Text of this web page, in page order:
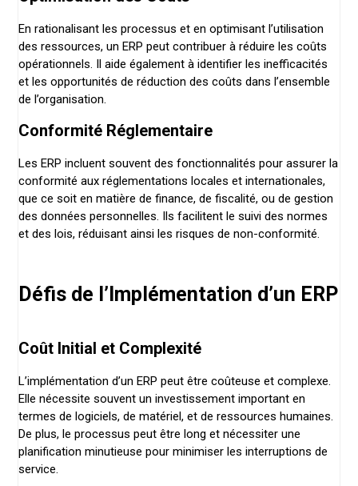
En rationalisant les processus et en optimisant l’utilisation
des ressources, un ERP peut contribuer à réduire les coûts
opérationnels. Il aide également à identifier les inefficacités
et les opportunités de réduction des coûts dans l’ensemble
de l’organisation.
Conformité Réglementaire
Les ERP incluent souvent des fonctionnalités pour assurer la
conformité aux réglementations locales et internationales,
que ce soit en matière de finance, de fiscalité, ou de gestion
des données personnelles. Ils facilitent le suivi des normes
et des lois, réduisant ainsi les risques de non-conformité.
Défis de l’Implémentation d’un ERP
Coût Initial et Complexité
L’implémentation d’un ERP peut être coûteuse et complexe.
Elle nécessite souvent un investissement important en
termes de logiciels, de matériel, et de ressources humaines.
De plus, le processus peut être long et nécessiter une
planification minutieuse pour minimiser les interruptions de
service.